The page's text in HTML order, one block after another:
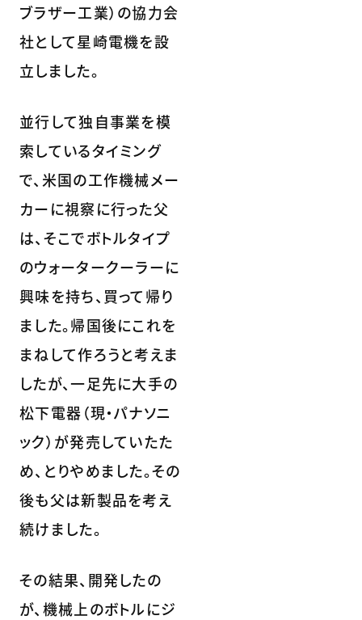
ブラザー工業）の協力会
社として星崎電機を設
立しました。
並行して独自事業を模
索しているタイミング
で、米国の工作機械メー
カーに視察に行った父
は、そこでボトルタイプ
のウォータークーラーに
興味を持ち、買って帰り
ました。帰国後にこれを
まねして作ろうと考えま
したが、一足先に大手の
松下電器（現・パナソニ
ック）が発売していたた
め、とりやめました。その
後も父は新製品を考え
続けました。
その結果、開発したの
が、機械上のボトルにジ